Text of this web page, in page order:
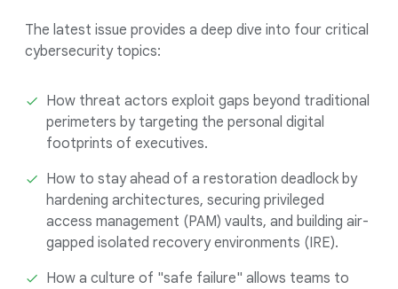
The latest issue provides a deep dive into four critical
cybersecurity topics:
How threat actors exploit gaps beyond traditional
perimeters by targeting the personal digital
footprints of executives.
How to stay ahead of a restoration deadlock by
hardening architectures, securing privileged
access management (PAM) vaults, and building air-
gapped isolated recovery environments (IRE).
How a culture of "safe failure" allows teams to